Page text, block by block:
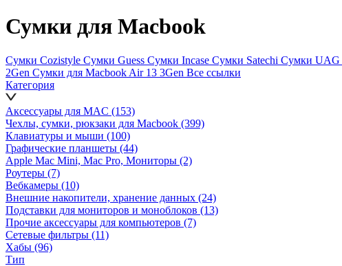
Сумки для Macbook
Сумки Cozistyle Сумки Guess Сумки Incase Сумки Satechi Сумки UAG
2Gen Сумки для Macbook Air 13 3Gen Все ссылки
Категория
Аксессуары для MAC (153)
Чехлы, сумки, рюкзаки для Macbook (399)
Клавиатуры и мыши (100)
Графические планшеты (44)
Apple Mac Mini, Mac Pro, Мониторы (2)
Роутеры (7)
Вебкамеры (10)
Внешние накопители, хранение данных (24)
Подставки для мониторов и моноблоков (13)
Прочие аксессуары для компьютеров (7)
Сетевые фильтры (11)
Хабы (96)
Тип